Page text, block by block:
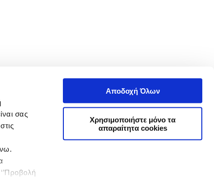
σας
Αποδοχή Όλων
Χρησιμοποιήστε μόνο τα
απαραίτητα cookies